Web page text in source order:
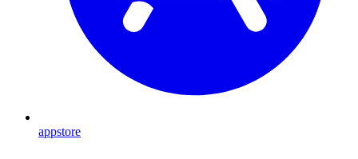
appstore